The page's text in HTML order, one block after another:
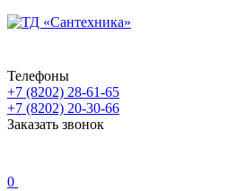
Телефоны
+7 (8202) 28‑61-65
+7 (8202) 20‑30-66
Заказать звонок
0